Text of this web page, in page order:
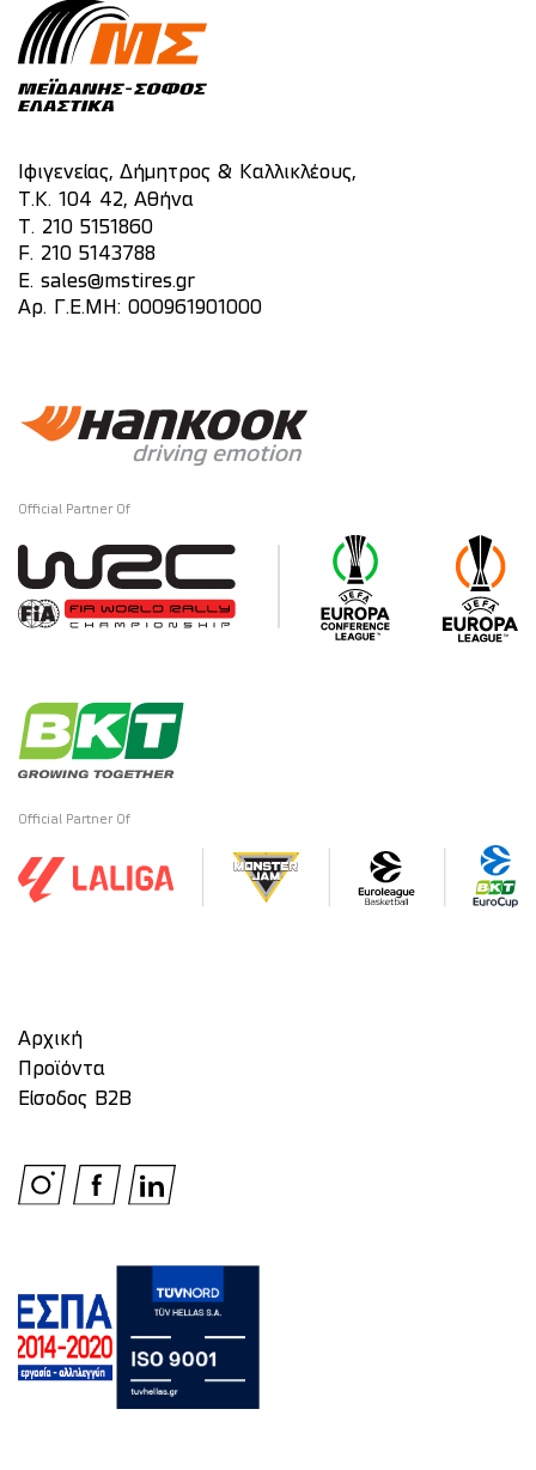
Ιφιγενείας, Δήμητρος & Καλλικλέους,
Τ.Κ. 104 42, Αθήνα
T. 210 5151860
F. 210 5143788
E. sales@mstires.gr
Αρ. Γ.Ε.ΜΗ: 000961901000
Official Partner Of
Official Partner Of
Αρχική
Προϊόντα
Είσοδος Β2Β